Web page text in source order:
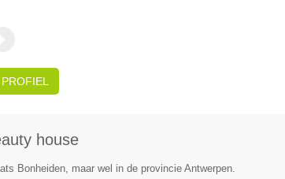
house
Bonheiden, maar wel in de provincie Antwerpen.